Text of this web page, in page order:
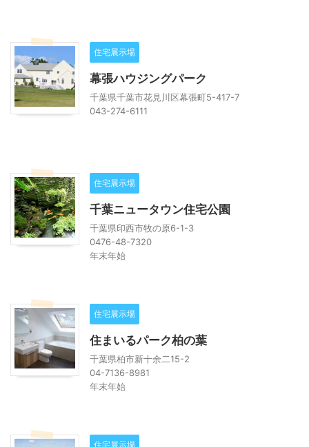
住宅展示場
幕張ハウジングパーク
千葉県千葉市花見川区幕張町5-417-7
043-274-6111
住宅展示場
千葉ニュータウン住宅公園
千葉県印西市牧の原6-1-3
0476-48-7320
年末年始
住宅展示場
住まいるパーク柏の葉
千葉県柏市新十余二15-2
04-7136-8981
年末年始
住宅展示場